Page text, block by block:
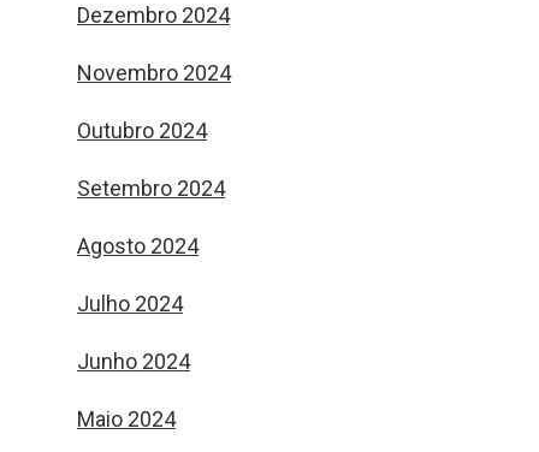
Dezembro 2024
Novembro 2024
Outubro 2024
Setembro 2024
Agosto 2024
Julho 2024
Junho 2024
Maio 2024